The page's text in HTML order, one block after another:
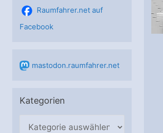
Raumfahrer.net auf
Facebook
mastodon.raumfahrer.net
Kategorien